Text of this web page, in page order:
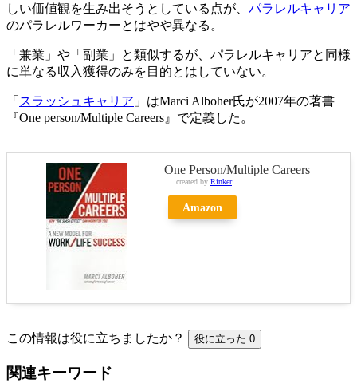
しい価値観を生み出そうとしている点が、 パラレルキャリア
のパラレルワーカーとはやや異なる。
「兼業」や「副業」と類似するが、パラレルキャリアと同様
に単なる収入獲得のみを目的とはしていない。
「 スラッシュキャリア 」はMarci Alboher氏が2007年の著書
『One person/Multiple Careers』で定義した。
One Person/Multiple Careers
created by Rinker
Amazon
この情報は役に立ちましたか？ 役に立った 0
関連キーワード